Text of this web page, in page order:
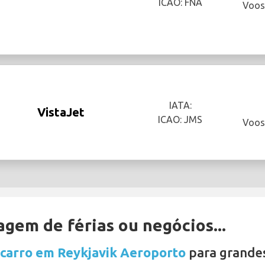
ICAO: FNA
VistaJet
IATA:
ICAO: JMS
de férias ou negócios...
em Reykjavik Aeroporto para